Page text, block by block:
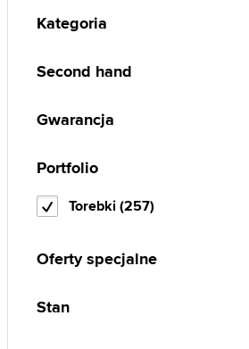
Kategoria
Second hand
Gwarancja
Portfolio
Torebki (257)
Oferty specjalne
Stan